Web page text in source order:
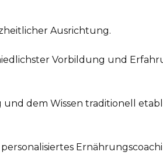
Ausrichtung.
Vorbildung und
dem Wissen traditionell